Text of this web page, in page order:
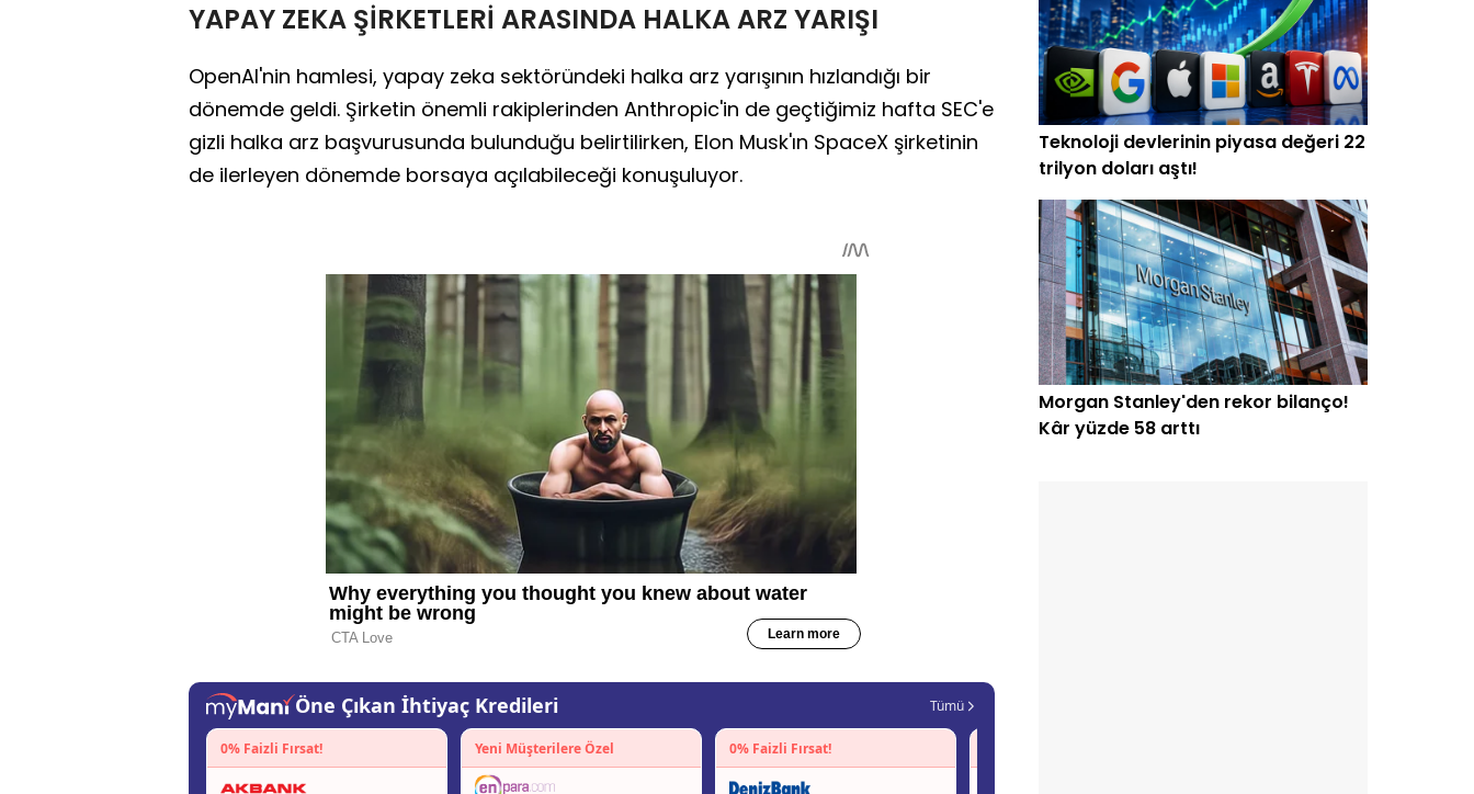
YAPAY ZEKA ŞİRKETLERİ ARASINDA HALKA ARZ YARIŞI
OpenAI'nin hamlesi, yapay zeka sektöründeki halka arz yarışının hızlandığı bir
dönemde geldi. Şirketin önemli rakiplerinden Anthropic'in de geçtiğimiz hafta SEC'e
gizli halka arz başvurusunda bulunduğu belirtilirken, Elon Musk'ın SpaceX şirketinin
de ilerleyen dönemde borsaya açılabileceği konuşuluyor.
Teknoloji devlerinin piyasa değeri 22
trilyon doları aştı!
Morgan Stanley'den rekor bilanço!
Kâr yüzde 58 arttı